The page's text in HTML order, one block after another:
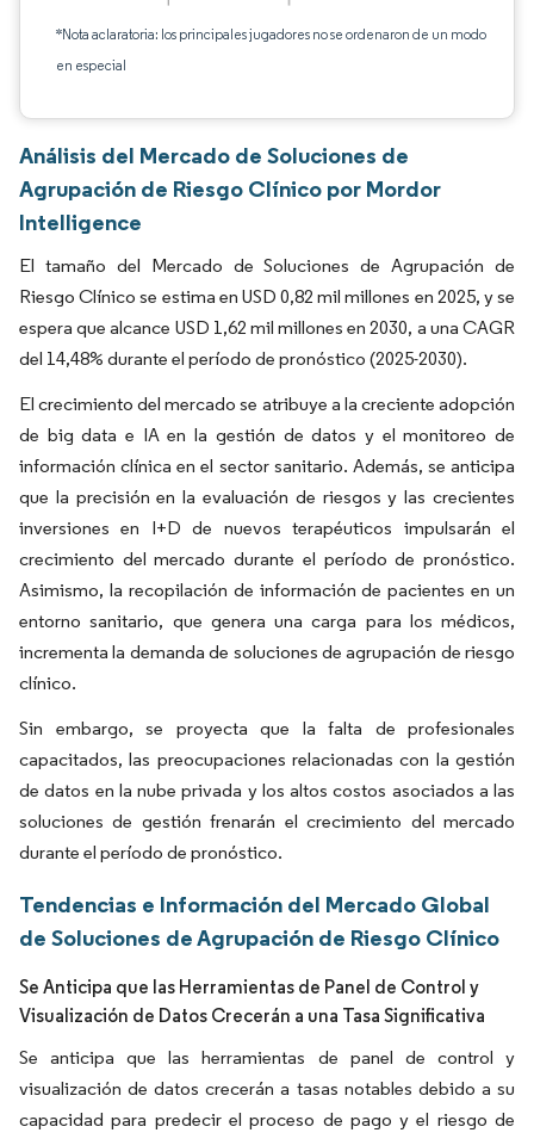
*Nota aclaratoria: los principales jugadores no se ordenaron de un modo
en especial
Análisis del Mercado de Soluciones de
Agrupación de Riesgo Clínico por Mordor
Intelligence
El tamaño del Mercado de Soluciones de Agrupación de
Riesgo Clínico se estima en USD 0,82 mil millones en 2025, y se
espera que alcance USD 1,62 mil millones en 2030, a una CAGR
del 14,48% durante el período de pronóstico (2025-2030).
El crecimiento del mercado se atribuye a la creciente adopción
de big data e IA en la gestión de datos y el monitoreo de
información clínica en el sector sanitario. Además, se anticipa
que la precisión en la evaluación de riesgos y las crecientes
inversiones en I+D de nuevos terapéuticos impulsarán el
crecimiento del mercado durante el período de pronóstico.
Asimismo, la recopilación de información de pacientes en un
entorno sanitario, que genera una carga para los médicos,
incrementa la demanda de soluciones de agrupación de riesgo
clínico.
Sin embargo, se proyecta que la falta de profesionales
capacitados, las preocupaciones relacionadas con la gestión
de datos en la nube privada y los altos costos asociados a las
soluciones de gestión frenarán el crecimiento del mercado
durante el período de pronóstico.
Tendencias e Información del Mercado Global
de Soluciones de Agrupación de Riesgo Clínico
Se Anticipa que las Herramientas de Panel de Control y
Visualización de Datos Crecerán a una Tasa Significativa
Se anticipa que las herramientas de panel de control y
visualización de datos crecerán a tasas notables debido a su
capacidad para predecir el proceso de pago y el riesgo de